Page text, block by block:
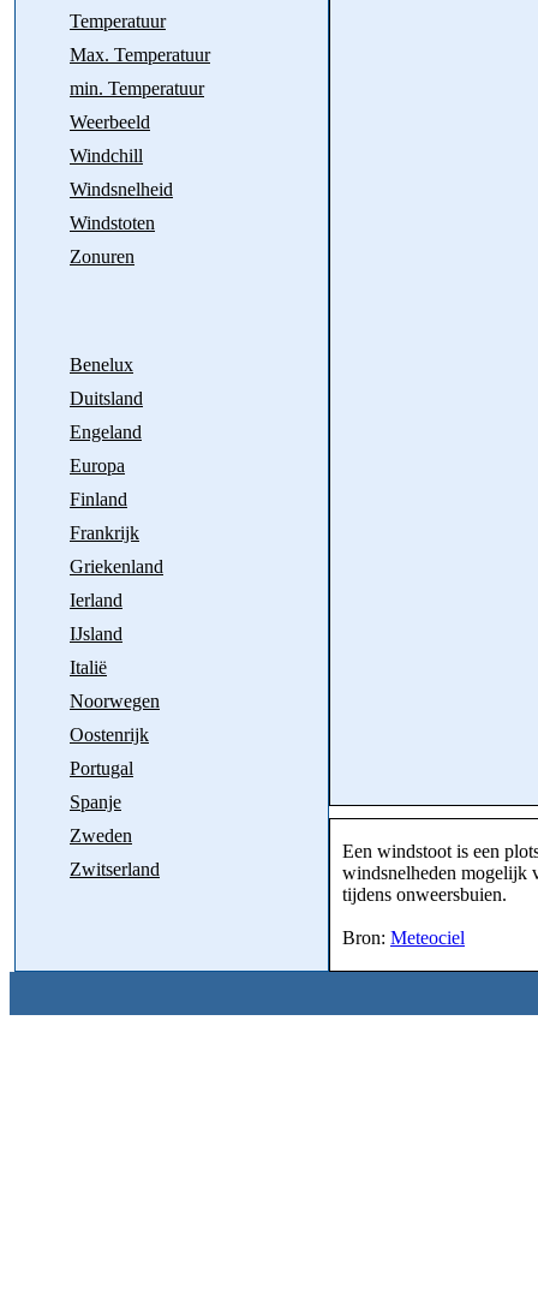
Temperatuur
Max. Temperatuur
min. Temperatuur
Weerbeeld
Windchill
Windsnelheid
Windstoten
Zonuren
Benelux
Duitsland
Engeland
Europa
Finland
Frankrijk
Griekenland
Ierland
IJsland
Italië
Noorwegen
Oostenrijk
Portugal
Spanje
Zweden
Zwitserland
Een windstoot is een
windsnelheden mogelijk
tijdens onweersbuien.
Bron: Meteociel